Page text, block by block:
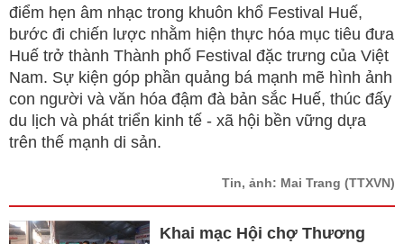
điểm hẹn âm nhạc trong khuôn khổ Festival Huế,
bước đi chiến lược nhằm hiện thực hóa mục tiêu đưa
Huế trở thành Thành phố Festival đặc trưng của Việt
Nam. Sự kiện góp phần quảng bá mạnh mẽ hình ảnh
con người và văn hóa đậm đà bản sắc Huế, thúc đấy
du lịch và phát triển kinh tế - xã hội bền vững dựa
trên thế mạnh di sản.
Tin, ảnh: Mai Trang (TTXVN)
Khai mạc Hội chợ Thương